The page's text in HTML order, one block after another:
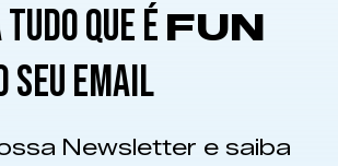
QUE É FUN
SEU EMAIL
Newsletter e saiba